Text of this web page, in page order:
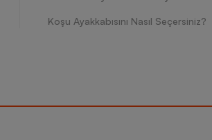
Koşu Ayakkabısını Nasıl Seçersiniz?